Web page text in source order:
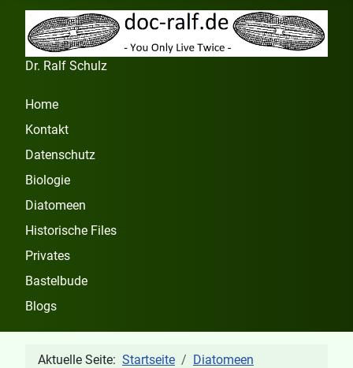
Dr. Ralf Schulz
Home
Kontakt
Datenschutz
Biologie
Diatomeen
Historische Files
Privates
Bastelbude
Blogs
Aktuelle Seite: Startseite
Diatomeen